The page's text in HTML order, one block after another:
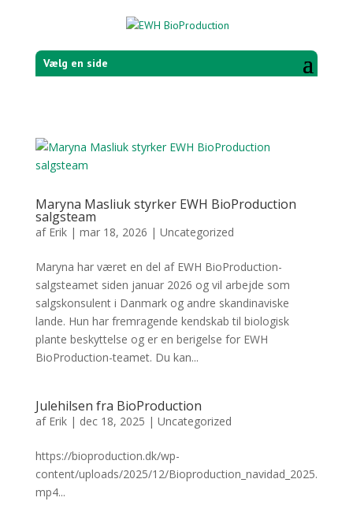
Vælg en side
Maryna Masliuk styrker EWH BioProduction
salgsteam
af Erik| mar 18, 2026 | Uncategorized
Maryna har været en del af EWH BioProduction-
salgsteamet siden januar 2026 og vil arbejde som
salgskonsulent i Danmark og andre skandinaviske
lande. Hun har fremragende kendskab til biologisk
plante beskyttelse og er en berigelse for EWH
BioProduction-teamet. Du kan...
Julehilsen fra BioProduction
af Erik| dec 18, 2025 | Uncategorized
https://bioproduction.dk/wp-
content/uploads/2025/12/Bioproduction_navidad_2025.
mp4...